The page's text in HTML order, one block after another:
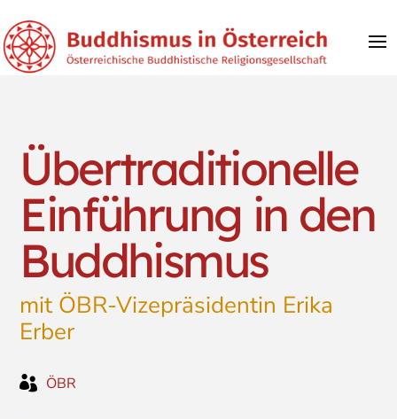
Übertraditionelle
Einführung in den
Buddhismus
mit ÖBR-Vizepräsidentin Erika
Erber
 ÖBR